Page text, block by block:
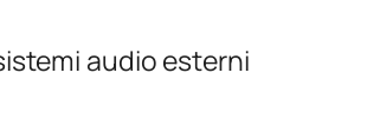
audio esterni